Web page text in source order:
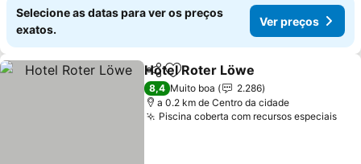
Selecione as datas para ver os preços
exatos.
Ver preços
PartilharAdicionar aos favoritos
Hotel Roter Löwe
8,4 Muito boa
2.286
a 0.2 km de Centro da cidade
Piscina coberta com recursos especiais